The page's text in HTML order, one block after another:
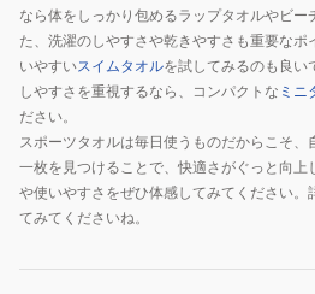
なら体をしっかり包めるラップタオルやビー
た、洗濯のしやすさや乾きやすさも重要な
いやすいスイムタオルを試してみるのも良い
しやすさを重視するなら、コンパクトな ミニ
ださい。
スポーツタオルは毎日使うものだからこそ
一枚を見つけることで、快適さがぐっと向
や使いやすさをぜひ体感してみてください。
てみてくださいね。